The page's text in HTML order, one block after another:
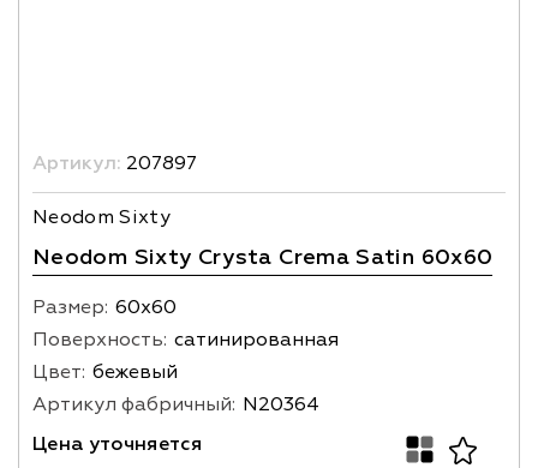
Артикул: 207897
Neodom Sixty
Neodom Sixty Crysta Crema Satin 60x60
Размер: 60х60
Поверхность: сатинированная
Цвет: бежевый
Артикул фабричный: N20364
Цена уточняется